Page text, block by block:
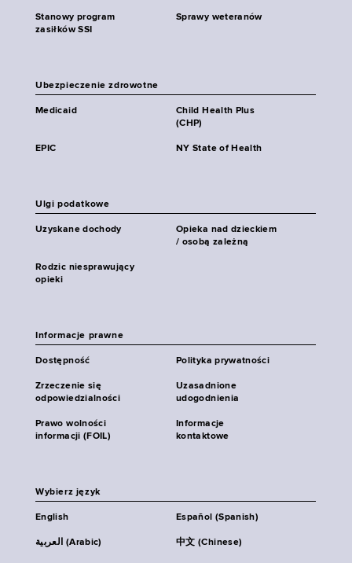
Stanowy program
zasiłków SSI
Sprawy weteranów
Ubezpieczenie zdrowotne
Medicaid
Child Health Plus
(CHP)
EPIC NY State of Health
Ulgi podatkowe
Uzyskane dochody
Opieka nad dzieckiem
/ osobą zależną
Rodzic niesprawujący
opieki
Informacje prawne
Dostępność Polityka prywatności
Zrzeczenie się
odpowiedzialności
Uzasadnione
udogodnienia
Prawo wolności
informacji (FOIL)
Informacje
kontaktowe
Wybierz język
English Español (Spanish)
العربية (Arabic) 中文 (Chinese)